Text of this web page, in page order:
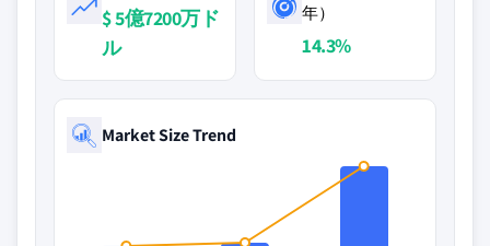
$ 5億7200万ド
ル
年）
14.3%
Market Size Trend